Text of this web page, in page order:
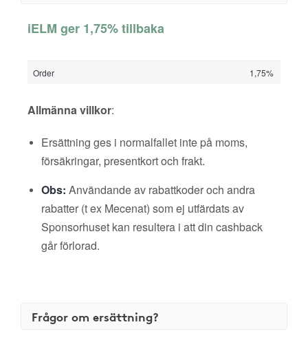
iELM ger 1,75% tillbaka
Order 1,75%
Allmänna villkor:
Ersättning ges i normalfallet inte på moms,
försäkringar, presentkort och frakt.
Obs: Användande av rabattkoder och andra
rabatter (t ex Mecenat) som ej utfärdats av
Sponsorhuset kan resultera i att din cashback
går förlorad.
Frågor om ersättning?